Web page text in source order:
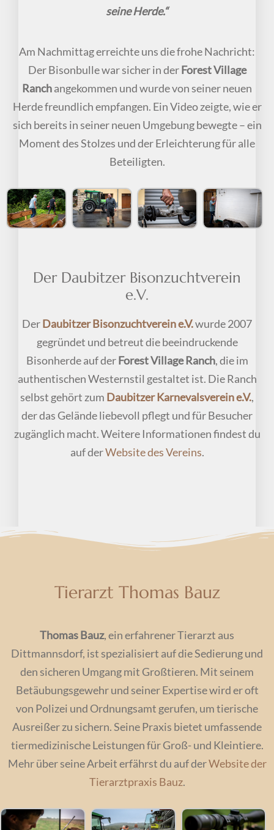
seine Herde.“
Am Nachmittag erreichte uns die frohe Nachricht:
Der Bisonbulle war sicher in derForest Village
Ranchangekommen und wurde von seiner neuen
Herde freundlich empfangen. Ein Video zeigte, wie er
sich bereits in seiner neuen Umgebung bewegte – ein
Moment des Stolzes und der Erleichterung für alle
Beteiligten.
Der Daubitzer Bisonzuchtverein
e.V.
DerDaubitzer Bisonzuchtverein e.V.wurde 2007
gegründet und betreut die beeindruckende
Bisonherde auf derForest Village Ranch, die im
authentischen Westernstil gestaltet ist. Die Ranch
selbst gehört zum Daubitzer Karnevalsverein e.V.,
der das Gelände liebevoll pflegt und für Besucher
zugänglich macht. Weitere Informationen findest du
auf derWebsite des Vereins.
Tierarzt Thomas Bauz
Thomas Bauz, ein erfahrener Tierarzt aus
Dittmannsdorf, ist spezialisiert auf die Sedierung und
den sicheren Umgang mit Großtieren. Mit seinem
Betäubungsgewehr und seiner Expertise wird er oft
von Polizei und Ordnungsamt gerufen, um tierische
Ausreißer zu sichern. Seine Praxis bietet umfassende
tiermedizinische Leistungen für Groß- und Kleintiere.
Mehr über seine Arbeit erfährst du auf derWebsite der
Tierarztpraxis Bauz.